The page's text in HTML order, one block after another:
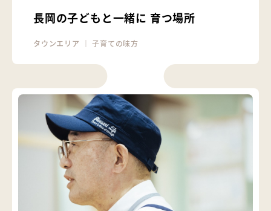
長岡の子どもと一緒に 育つ場所
タウンエリア ｜子育ての味方